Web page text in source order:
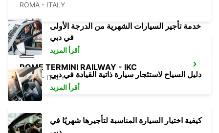
ROMA - ITALY
ROME TERMINI RAILWAY - IKC
ROMA - ITALY
خدمة تأجير السيارات الشهرية من الدرجة الأولى
في دبي
أقرأ المزيد
دليل السياح لاستئجار سيارة ذاتية القيادة في دبي
أقرأ المزيد
كيفية اختيار السيارة المناسبة لتأجيرها شهريًا في